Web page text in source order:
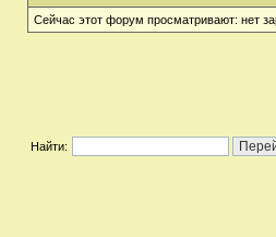
Сейчас этот форум просматривают: нет
Найти: